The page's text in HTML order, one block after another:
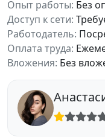
Опыт работы: Без
Доступ к сети:
Работодатель:
Оплата труда:
Вложения: Без